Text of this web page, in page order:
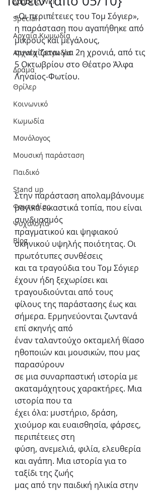
Special
Αρχαία Κωμωδία
Αρχαία Τραγωδία
Δράμα
Θρίλερ
Κοινωνικό
Κωμωδία
Μονόλογος
Μουσική παράσταση
Παιδικό
Stand up
Φαντασίας
Ψυχολογία
Blog
«Οι περιπέτειες του Τομ Σόγιερ»,
η παράσταση που αγαπήθηκε από
μικρούς και μεγάλους,
συνεχίζεται για 2η χρονιά, από τις
5 Οκτωβρίου στο Θέατρο Άλφα
Ληναίος-Φωτίου.
Στην παράσταση απολαμβάνουμε
μαγικά εικαστικά τοπία, που είναι
συνδυασμός
πραγματικού και ψηφιακού
σκηνικού υψηλής ποιότητας. Οι
πρωτότυπες συνθέσεις
και τα τραγούδια του Τομ Σόγιερ
έχουν ήδη ξεχωρίσει και
τραγουδιούνται από τους
φίλους της παράστασης έως και
σήμερα. Ερμηνεύονται ζωντανά
επί σκηνής από
έναν ταλαντούχο οκταμελή θίασο
ηθοποιών και μουσικών, που μας
παρασύρουν
σε μια συναρπαστική ιστορία με
ακαταμάχητους χαρακτήρες. Μια
ιστορία που τα
έχει όλα: μυστήριο, δράση,
χιούμορ και ευαισθησία, φάρσες,
περιπέτειες στη
φύση, ανεμελιά, φιλία, ελευθερία
και αγάπη. Μια ιστορία για το
ταξίδι της ζωής
μας από την παιδική ηλικία στην